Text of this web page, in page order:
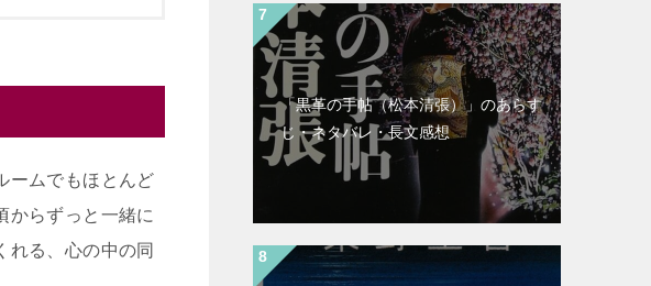
ームでもほとんど
からずっと一緒に
れる、心の中の同
「黒革の手帖（松本清張）」のあらす
じ・ネタバレ・長文感想